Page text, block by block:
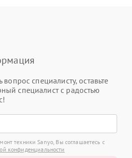
вопрос специалисту, оставьте
специалист с радостью
техники Sanyo, Вы соглашаетесь с
конфиденциальности